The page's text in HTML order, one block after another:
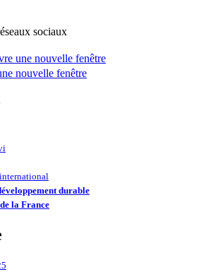
sociaux
une nouvelle fenêtre
nouvelle fenêtre
durable
la France